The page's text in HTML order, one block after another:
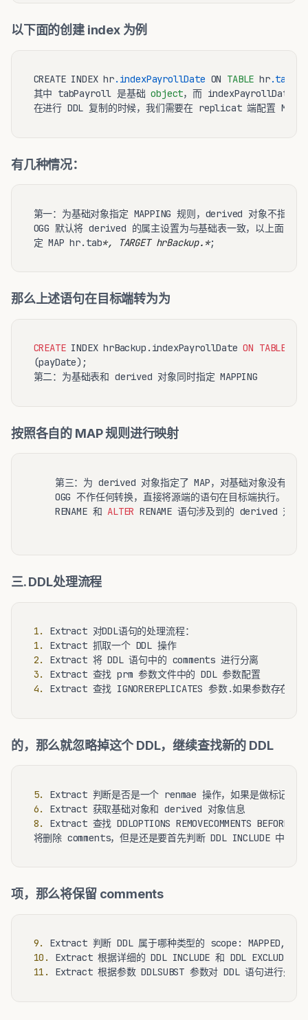
以下面的创建 index 为例
CREATE INDEX hr.indexPayrollDate ON TABLE hr
其中 tabPayroll 是基础 object，而 indexPayrollDate
有几种情况：
第一：为基础对象指定 MAPPING 规则，derived 对象不指定
OGG 默认将 derived 的属主设置为与基础表一致，以上面的为
定 MAP hr.tab*, TARGET hrBackup.*
那么上述语句在目标端转为为
CREATE INDEX hrBackup.indexPayrollDate ON TABLE
(payDate);
按照各自的 MAP 规则进行映射
第三：为 derived 对象指定了 MAP，对基础对象没有指定
OGG 不作任何转换，直接将源端的语句在目标端执行。
RENAME 和 ALTER RENAME 语句涉及到的 derived 对象
三. DDL处理流程
1.
1.
Extract 抓取一个 DDL 操作
2.
3.
4.
的，那么就忽略掉这个 DDL，继续查找新的 DDL
5.
6.
8.
Extract 查找 DDLOPTIONS REMOVECOMMENTS
项，那么将保留 comments
9.
10.
11.